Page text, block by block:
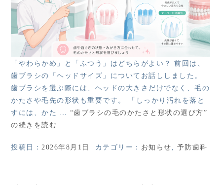
「やわらかめ」と「ふつう」はどちらがよい？ 前回は、
歯ブラシの「ヘッドサイズ」についてお話ししました。
歯ブラシを選ぶ際には、ヘッドの大きさだけでなく、毛の
かたさや毛先の形状も重要です。 「しっかり汚れを落と
すには、かた … “歯ブラシの毛のかたさと形状の選び方”
の続きを読む
投稿日：2026年8月1日 カテゴリー： お知らせ , 予防歯科